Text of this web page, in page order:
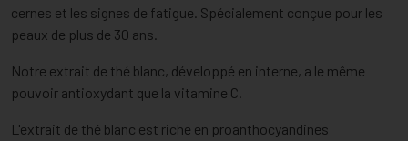
cernes et les signes de fatigue. Spécialement conçue pour les
peaux de plus de 30 ans.
Notre extrait de thé blanc, développé en interne, a le même
pouvoir antioxydant que la vitamine C.
L'extrait de thé blanc est riche en proanthocyandines